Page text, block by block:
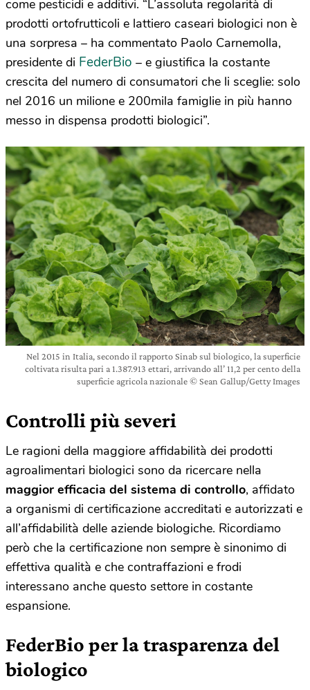
come pesticidi e additivi. “L’assoluta regolarità di
prodotti ortofrutticoli e lattiero caseari biologici non è
una sorpresa – ha commentato Paolo Carnemolla,
presidente di FederBio – e giustifica la costante
crescita del numero di consumatori che li sceglie: solo
nel 2016 un milione e 200mila famiglie in più hanno
messo in dispensa prodotti biologici”.
Nel 2015 in Italia, secondo il rapporto Sinab sul biologico, la superficie
coltivata risulta pari a 1.387.913 ettari, arrivando all’ 11,2 per cento della
superficie agricola nazionale © Sean Gallup/Getty Images
Controlli più severi
Le ragioni della maggiore affidabilità dei prodotti
agroalimentari biologici sono da ricercare nella
maggior efficacia del sistema di controllo, affidato
a organismi di certificazione accreditati e autorizzati e
all’affidabilità delle aziende biologiche. Ricordiamo
però che la certificazione non sempre è sinonimo di
effettiva qualità e che contraffazioni e frodi
interessano anche questo settore in costante
espansione.
FederBio per la trasparenza del
biologico